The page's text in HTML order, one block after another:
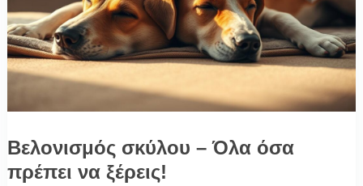
Βελονισμός σκύλου – Όλα όσα
πρέπει να ξέρεις!